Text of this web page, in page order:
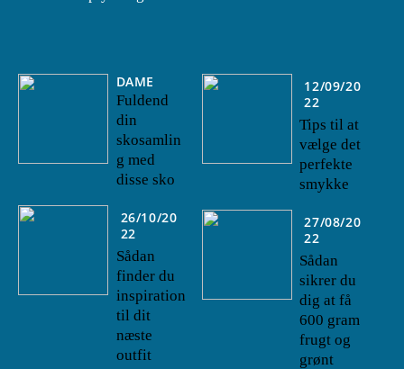
DAME
Fuldend
din
skosamlin
g med
disse sko
26/10/20
22
Sådan
finder du
inspiration
til dit
næste
outfit
12/09/20
22
Tips til at
vælge det
perfekte
smykke
27/08/20
22
Sådan
sikrer du
dig at få
600 gram
frugt og
grønt